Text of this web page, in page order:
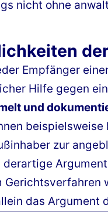
nicht ohne
Empfänger
Hilfe gegen
und
zur
derartige
Gerichtsverfahren
das Argument